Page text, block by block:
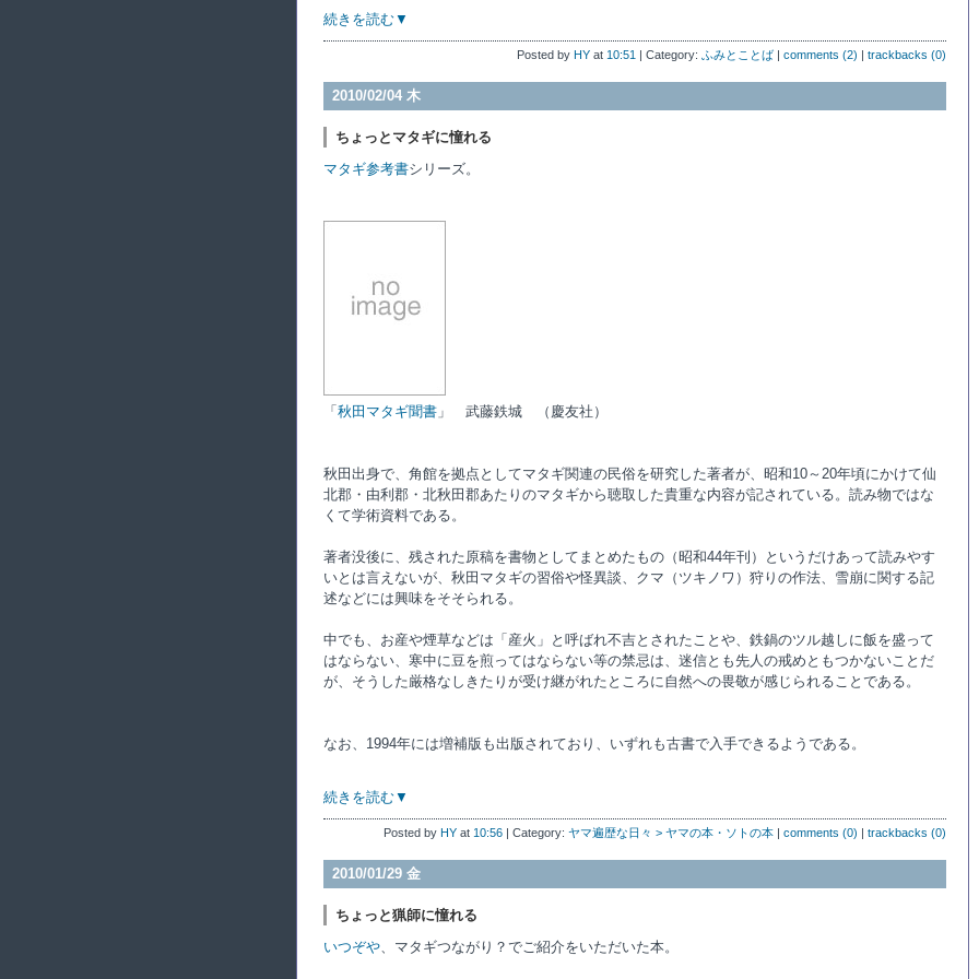
続きを読む▼
Posted by HY at 10:51 | Category: ふみとことば | comments (2) | trackbacks (0)
2010/02/04 木
ちょっとマタギに憧れる
マタギ参考書シリーズ。
「 秋田マタギ聞書 」 武藤鉄城 （慶友社）
秋田出身で、角館を拠点としてマタギ関連の民俗を研究した著者が、昭和10～20年頃にかけて仙
北郡・由利郡・北秋田郡あたりのマタギから聴取した貴重な内容が記されている。読み物ではな
くて学術資料である。
著者没後に、残された原稿を書物としてまとめたもの（昭和44年刊）というだけあって読みやす
いとは言えないが、秋田マタギの習俗や怪異談、クマ（ツキノワ）狩りの作法、雪崩に関する記
述などには興味をそそられる。
中でも、お産や煙草などは「産火」と呼ばれ不吉とされたことや、鉄鍋のツル越しに飯を盛って
はならない、寒中に豆を煎ってはならない等の禁忌は、迷信とも先人の戒めともつかないことだ
が、そうした厳格なしきたりが受け継がれたところに自然への畏敬が感じられることである。
なお、1994年には増補版も出版されており、いずれも古書で入手できるようである。
続きを読む▼
Posted by HY at 10:56 | Category: ヤマ遍歴な日々 > ヤマの本・ソトの本 | comments (0) | trackbacks (0)
2010/01/29 金
ちょっと猟師に憧れる
いつぞや、マタギつながり？でご紹介をいただいた本。